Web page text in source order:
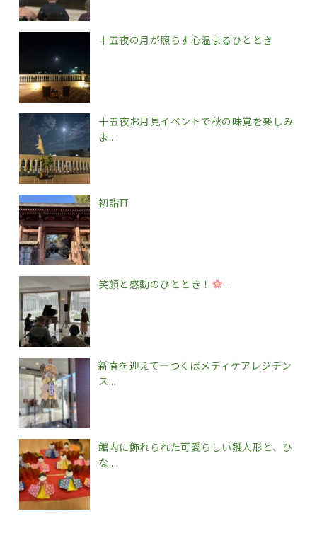
十五夜の月が照らす心温まるひととき
十五夜お月見イベントで秋の味覚を楽しみ
ま...
初詣⛩
笑顔と感動のひととき！ ...
新春を迎えて―つくばメディケアレジデン
ス...
館内に飾れられた可愛らしい雛人形と、ひ
な...